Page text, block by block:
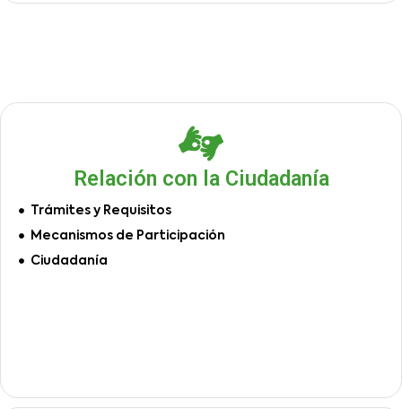
Relación con la Ciudadanía
Trámites y Requisitos
Mecanismos de Participación
Ciudadanía